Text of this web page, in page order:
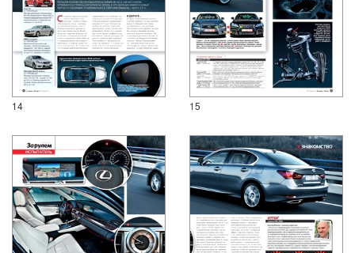
14 15